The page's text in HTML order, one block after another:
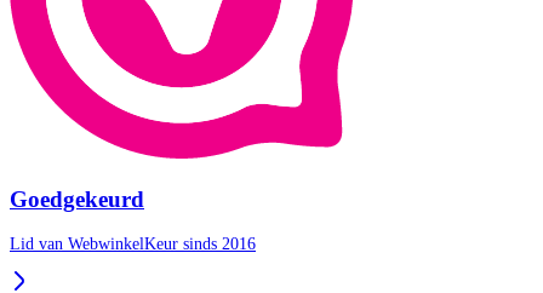
Goedgekeurd
Lid van WebwinkelKeur sinds 2016